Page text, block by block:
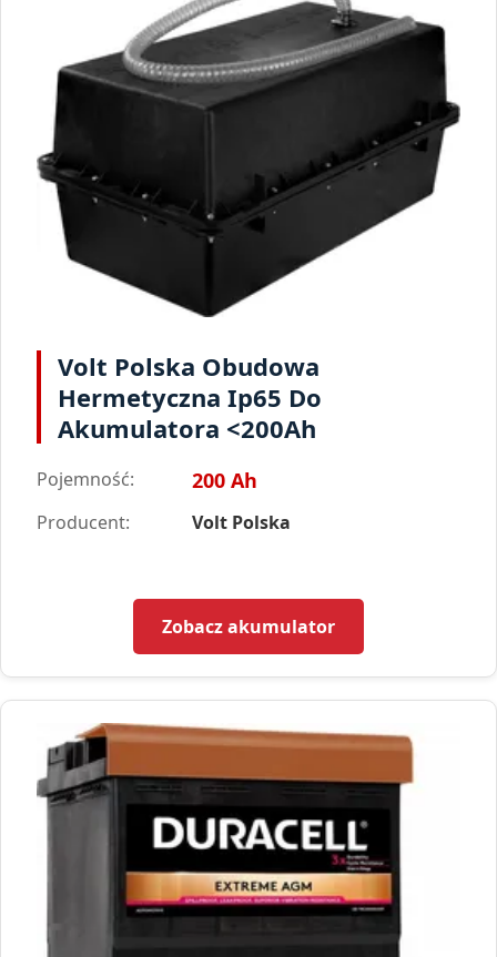
Volt Polska Obudowa
Hermetyczna Ip65 Do
Akumulatora <200Ah
Pojemność: 200 Ah
Producent: Volt Polska
Zobacz akumulator